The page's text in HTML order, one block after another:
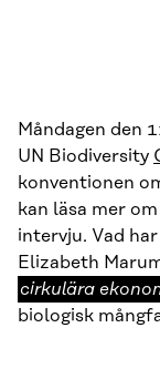
Måndagen den
UN Biodiversity
konventionen
kan läsa mer
intervju. Vad
Elizabeth
cirkulära
biologisk